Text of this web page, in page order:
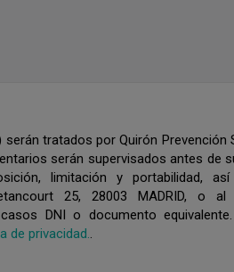
tratados por Quirón Prevención
serán supervisados antes de
limitación y portabilidad,
25, 28003 MADRID, o al
DNI o documento
de privacidad..